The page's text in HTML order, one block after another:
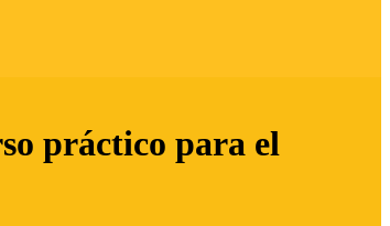
práctico para el